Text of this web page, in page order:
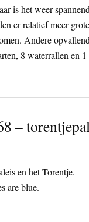
is het weer
er relatief meer
Andere
8 waterrallen en 1
–
en het Torentje.
are blue.